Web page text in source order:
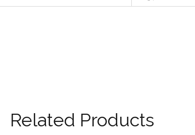
Related Products